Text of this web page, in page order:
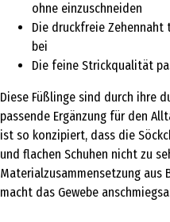
ohne einzuschneiden
Die druckfreie
bei
Die feine Strickqualität
Diese Füßlinge sind durch ihre
passende Ergänzung für den
ist so konzipiert, dass die
und flachen Schuhen nicht zu
Materialzusammensetzung aus
macht das Gewebe